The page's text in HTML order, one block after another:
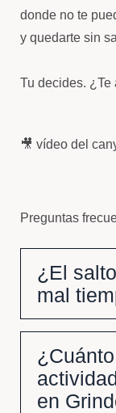
donde no te
y quedarte sin
Tu decides. ¿Te
🎥 vídeo del
Preguntas
¿El
mal
en